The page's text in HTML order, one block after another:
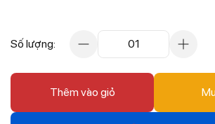
Số lượng: 01
Thêm vào giỏ